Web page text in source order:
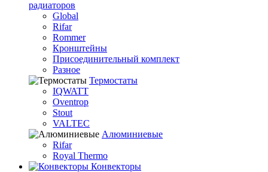
радиаторов
Global
Rifar
Rommer
Кронштейны
Присоединительный комплект
Разное
Термостаты
IQWATT
Oventrop
Stout
VALTEC
Алюминиевые
Rifar
Royal Thermo
Конвекторы